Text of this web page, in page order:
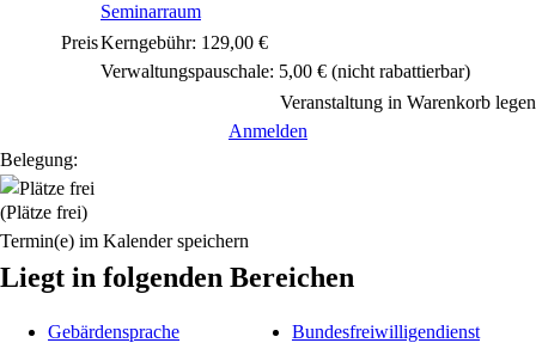
Seminarraum
PreisKerngebühr: 129,00 €
Verwaltungspauschale: 5,00 € (nicht rabattierbar)
Veranstaltung in Warenkorb legen
Anmelden
Belegung:
(Plätze frei)
Termin(e) im Kalender speichern
Liegt in folgenden Bereichen
Gebärdensprache Bundesfreiwilligendienst